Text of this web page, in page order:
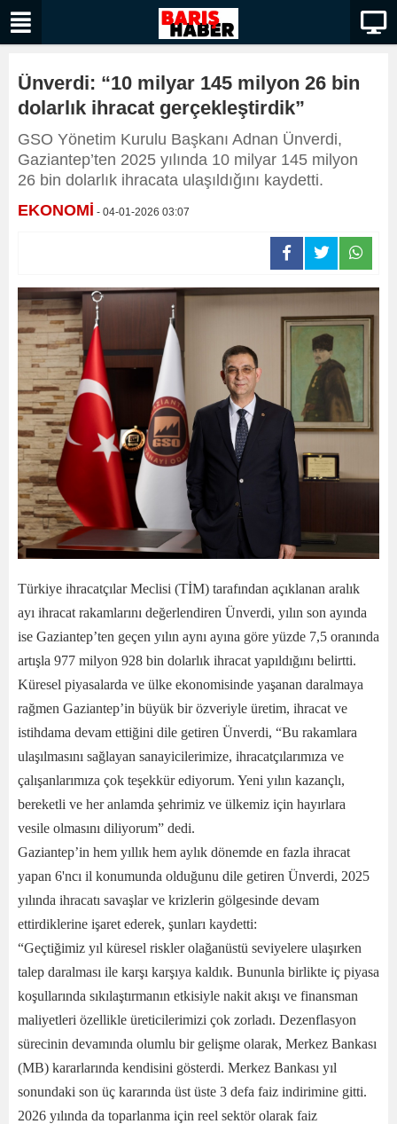
Ünverdi: “10 milyar 145 milyon 26 bin
dolarlık ihracat gerçekleştirdik”
GSO Yönetim Kurulu Başkanı Adnan Ünverdi,
Gaziantep’ten 2025 yılında 10 milyar 145 milyon
26 bin dolarlık ihracata ulaşıldığını kaydetti.
EKONOMİ - 04-01-2026 03:07
Türkiye ihracatçılar Meclisi (TİM) tarafından açıklanan aralık
ayı ihracat rakamlarını değerlendiren Ünverdi, yılın son ayında
ise Gaziantep’ten geçen yılın aynı ayına göre yüzde 7,5 oranında
artışla 977 milyon 928 bin dolarlık ihracat yapıldığını belirtti.
Küresel piyasalarda ve ülke ekonomisinde yaşanan daralmaya
rağmen Gaziantep’in büyük bir özveriyle üretim, ihracat ve
istihdama devam ettiğini dile getiren Ünverdi, “Bu rakamlara
ulaşılmasını sağlayan sanayicilerimize, ihracatçılarımıza ve
çalışanlarımıza çok teşekkür ediyorum. Yeni yılın kazançlı,
bereketli ve her anlamda şehrimiz ve ülkemiz için hayırlara
vesile olmasını diliyorum” dedi.
Gaziantep’in hem yıllık hem aylık dönemde en fazla ihracat
yapan 6'ncı il konumunda olduğunu dile getiren Ünverdi, 2025
yılında ihracatı savaşlar ve krizlerin gölgesinde devam
ettirdiklerine işaret ederek, şunları kaydetti:
“Geçtiğimiz yıl küresel riskler olağanüstü seviyelere ulaşırken
talep daralması ile karşı karşıya kaldık. Bununla birlikte iç piyasa
koşullarında sıkılaştırmanın etkisiyle nakit akışı ve finansman
maliyetleri özellikle üreticilerimizi çok zorladı. Dezenflasyon
sürecinin devamında olumlu bir gelişme olarak, Merkez Bankası
(MB) kararlarında kendisini gösterdi. Merkez Bankası yıl
sonundaki son üç kararında üst üste 3 defa faiz indirimine gitti.
2026 yılında da toparlanma için reel sektör olarak faiz